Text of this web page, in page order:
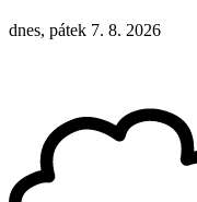
dnes, pátek 7. 8. 2026